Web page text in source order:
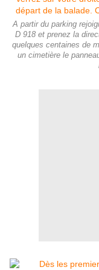
A partir du parking
D 918 et prenez la
quelques centaines de
un cimetière le